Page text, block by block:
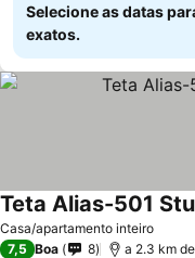
Selecione as datas
exatos.
Casa/apartamento inteiro
Teta Alias-501
7,5 Boa 8 a 2.3 km